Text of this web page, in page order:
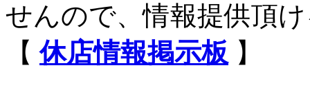
せんので、情報提供頂
【休店情報掲示板 】